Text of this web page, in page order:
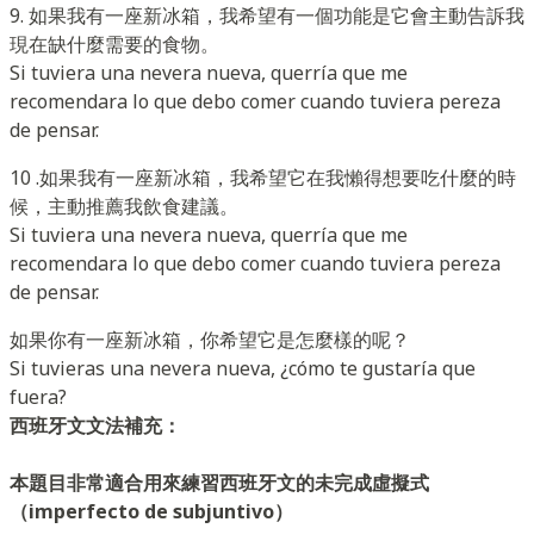
9. 如果我有一座新冰箱，我希望有一個功能是它會主動告訴我
現在缺什麼需要的食物。
Si tuviera una nevera nueva, querría que me
recomendara lo que debo comer cuando tuviera pereza
de pensar.
10 .如果我有一座新冰箱，我希望它在我懶得想要吃什麼的時
候，主動推薦我飲食建議。
Si tuviera una nevera nueva, querría que me
recomendara lo que debo comer cuando tuviera pereza
de pensar.
如果你有一座新冰箱，你希望它是怎麼樣的呢？
Si tuvieras una nevera nueva, ¿cómo te gustaría que
fuera?
西班牙文文法補充：
本題目非常適合用來練習西班牙文的未完成虛擬式
（imperfecto de subjuntivo）